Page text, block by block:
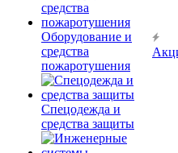
Оборудование и
средства
пожаротушения
Спецодежда и
средства защиты